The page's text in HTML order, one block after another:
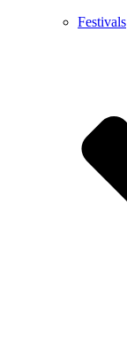
Festivals